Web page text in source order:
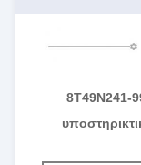
8T49N241-